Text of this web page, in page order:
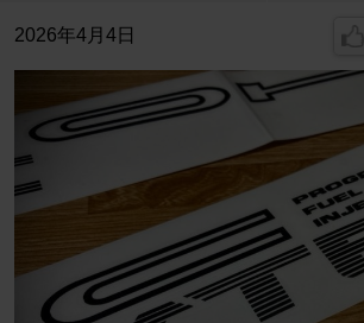
2026年4月4日